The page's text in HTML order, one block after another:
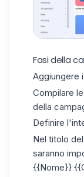
Fasi della
Aggiungere i
Compilare
della
Definire
Nel titolo
saranno
{{Nome}}